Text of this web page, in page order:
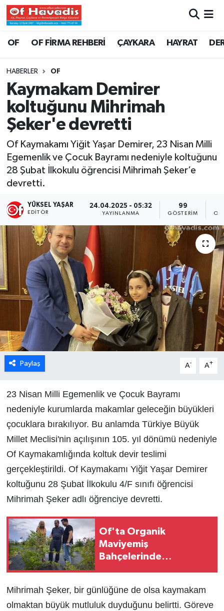
OF OF FİRMA REHBERİ ÇAYKARA HAYRAT
HABERLER OF
Kaymakam Demirer
koltuğunu Mihrimah
Şeker'e devretti
Of Kaymakamı Yiğit Yaşar Demirer, 23 Nisan Milli
Egemenlik ve Çocuk Bayramı nedeniyle koltuğunu
28 Şubat İlkokulu öğrencisi Mihrimah Şeker’e
devretti.
YÜKSEL YAŞAR
EDITÖR
24.04.2025 - 05:32
YAYINLANMA
99
GÖSTERIM
Paylaş A- A+
23 Nisan Milli Egemenlik ve Çocuk Bayramı
nedeniyle kurumlarda makamlar geleceğin büyükleri
çocuklara bırakılıyor. Bu anlamda Türkiye Büyük
Millet Meclisi'nin açılışının 105. yıl dönümü nedeniyle
Of Kaymakamlığında koltuk devir teslimi
gerçekleştirildi. Of Kaymakamı Yiğit Yaşar Demirer
koltuğunu 28 Şubat İlkokulu 4/F sınıfı öğrencisi
Mihrimah Şeker adlı öğrenciye devretti.
Of'ta Organik
Maviyemiş
Bahçelerinde
Mihrimah Şeker, bir günlüğüne de olsa kaymakam
olmaktan büyük mutluluk duyduğunu belirtti. Göreve
Trabzon Nöbetçi Eczaneler
Trabzon Namaz Vakitleri
Trabzon Trafik Yoğunluk Haritası
Süper Lig Puan Durumu ve Fikstür
Tüm Manşetler
Haber Arşivi